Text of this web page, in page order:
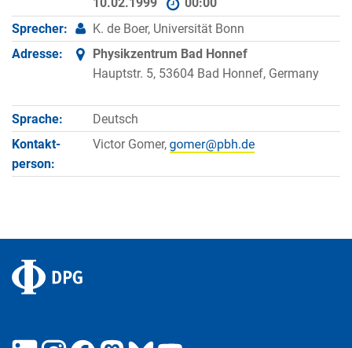
10.02.1999
00:00
Sprecher:
K. de Boer, Universität Bonn
Adresse:
Physikzentrum Bad Honnef
Hauptstr. 5, 53604 Bad Honnef, Germany
Sprache:
Deutsch
Kontakt­
person:
Victor Gomer,